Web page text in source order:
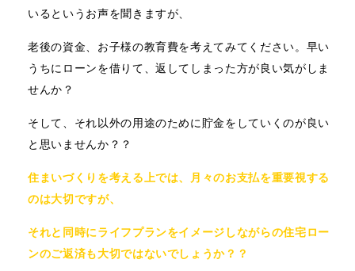
いるというお声を聞きますが、
老後の資金、お子様の教育費を考えてみてください。早い
うちにローンを借りて、返してしまった方が良い気がしま
せんか？
そして、それ以外の用途のために貯金をしていくのが良い
と思いませんか？？
住まいづくりを考える上では、月々のお支払を重要視する
のは大切ですが、
それと同時にライフプランをイメージしながらの住宅ロー
ンのご返済も大切ではないでしょうか？？